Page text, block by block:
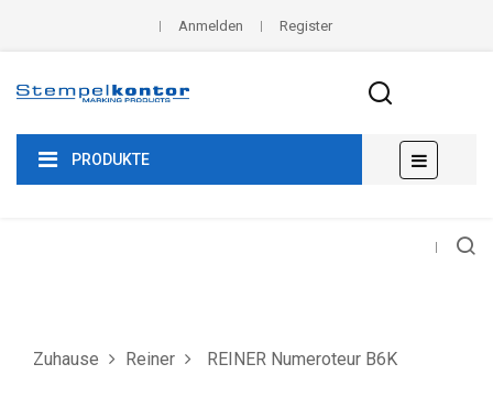
Anmelden Register
PRODUKTE
der
☰
Zuhause Reiner REINER Numeroteur B6K